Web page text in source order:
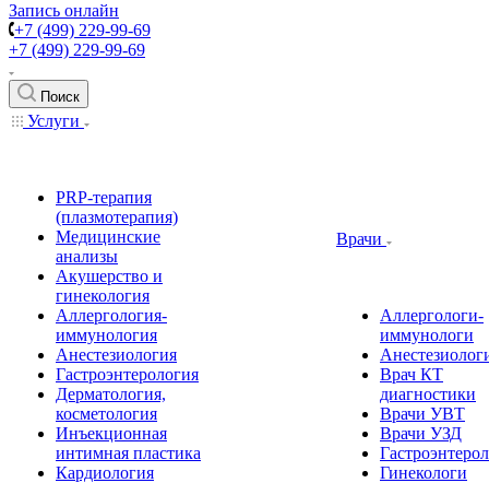
Запись онлайн
+7 (499) 229-99-69
+7 (499) 229-99-69
Поиск
Услуги
PRP-терапия
(плазмотерапия)
Медицинские
анализы
Акушерство и
гинекология
Аллергология-
иммунология
Анестезиология
Гастроэнтерология
Дерматология,
косметология
Инъекционная
интимная пластика
Кардиология
Врачи
Аллергологи-
иммунологи
Врач КТ
диагностики
Врачи УВТ
Врачи УЗД
Гинекологи